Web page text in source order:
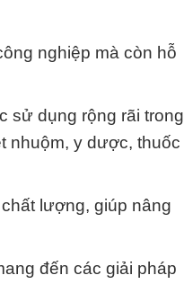
nghiệp mà còn hỗ
sử dụng rộng rãi trong
nhuộm, y dược, thuốc
lượng, giúp nâng
đến các giải pháp